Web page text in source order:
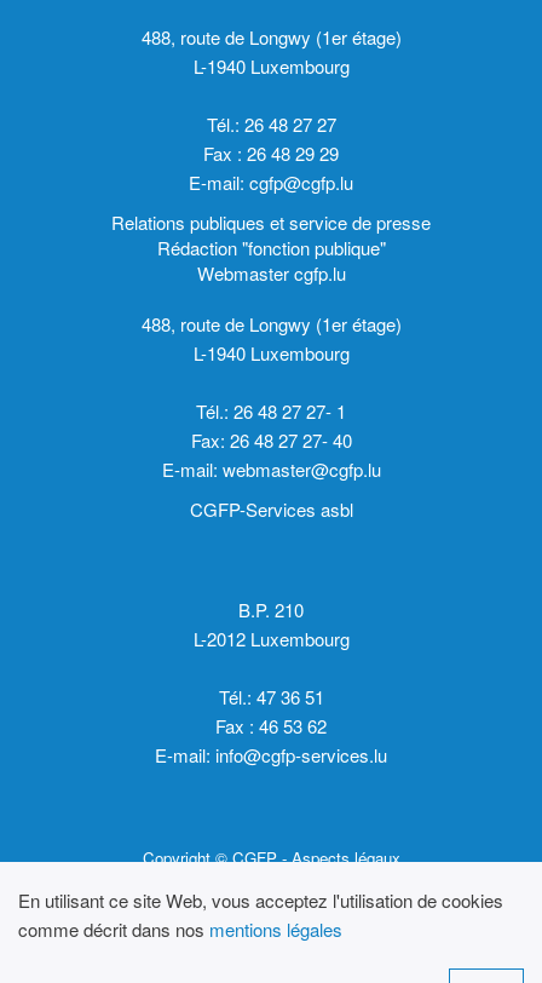
488, route de Longwy (1er étage)
L-1940 Luxembourg
Tél.: 26 48 27 27
Fax : 26 48 29 29
E-mail: cgfp@cgfp.lu
Relations publiques et service de presse
Rédaction "fonction publique"
Webmaster cgfp.lu
488, route de Longwy (1er étage)
L-1940 Luxembourg
Tél.: 26 48 27 27- 1
Fax: 26 48 27 27- 40
E-mail: webmaster@cgfp.lu
CGFP-Services asbl
B.P. 210
L-2012 Luxembourg
Tél.: 47 36 51
Fax : 46 53 62
E-mail: info@cgfp-services.lu
Copyright © CGFP -Aspects légaux
En utilisant ce site Web, vous acceptez l'utilisation de cookies
comme décrit dans nos mentions légales